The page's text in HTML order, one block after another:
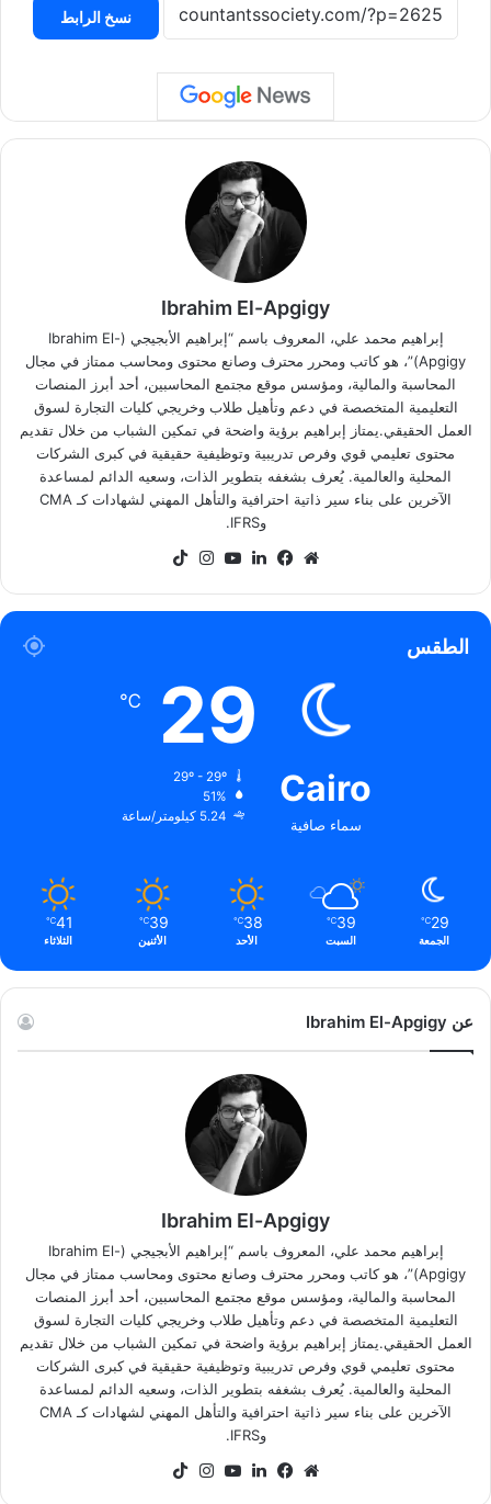
نسخ الرابط
Ibrahim El-Apgigy
إبراهيم محمد علي، المعروف باسم “إبراهيم الأبجيجي (Ibrahim El-
Apgigy)”، هو كاتب ومحرر محترف وصانع محتوى ومحاسب ممتاز في مجال
المحاسبة والمالية، ومؤسس موقع مجتمع المحاسبين، أحد أبرز المنصات
التعليمية المتخصصة في دعم وتأهيل طلاب وخريجي كليات التجارة لسوق
العمل الحقيقي.يمتاز إبراهيم برؤية واضحة في تمكين الشباب من خلال تقديم
محتوى تعليمي قوي وفرص تدريبية وتوظيفية حقيقية في كبرى الشركات
المحلية والعالمية. يُعرف بشغفه بتطوير الذات، وسعيه الدائم لمساعدة
الآخرين على بناء سير ذاتية احترافية والتأهل المهني لشهادات كـ CMA
وIFRS.
موقعفيسبوكلينكدإن‫YouTube
انستقرام
الطقس
Cairo
سماء صافية
29
℃
51%
5.24 كيلومتر/ساعة
29
℃
الجمعة
39
℃
السبت
38
℃
الأحد
39
℃
الأثنين
41
℃
الثلاثاء
عن Ibrahim El-Apgigy
Ibrahim El-Apgigy
إبراهيم محمد علي، المعروف باسم “إبراهيم الأبجيجي (Ibrahim El-
Apgigy)”، هو كاتب ومحرر محترف وصانع محتوى ومحاسب ممتاز في مجال
المحاسبة والمالية، ومؤسس موقع مجتمع المحاسبين، أحد أبرز المنصات
التعليمية المتخصصة في دعم وتأهيل طلاب وخريجي كليات التجارة لسوق
العمل الحقيقي.يمتاز إبراهيم برؤية واضحة في تمكين الشباب من خلال تقديم
محتوى تعليمي قوي وفرص تدريبية وتوظيفية حقيقية في كبرى الشركات
المحلية والعالمية. يُعرف بشغفه بتطوير الذات، وسعيه الدائم لمساعدة
الآخرين على بناء سير ذاتية احترافية والتأهل المهني لشهادات كـ CMA
وIFRS.
موقعفيسبوكلينكدإن‫YouTube
انستقرام